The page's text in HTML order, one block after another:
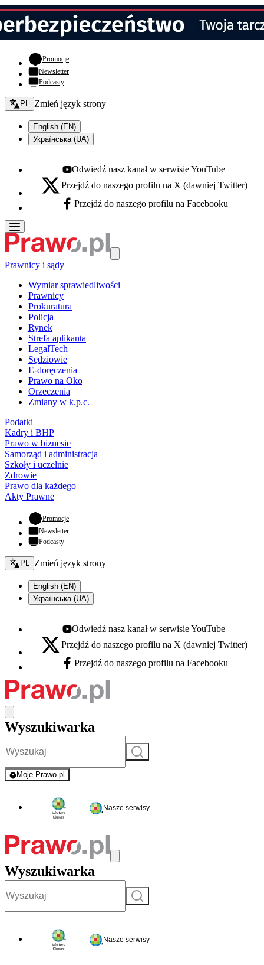
Promocje- otwiera się w nowej karcie
Newsletter
Podcasty
Zmień język - bieżący:
PL Zmień język strony
English (EN)
Українська (UA)
Youtube - otwiera się w nowej karcie
Odwiedź nasz kanał w serwisie YouTube
X - otwiera się w nowej karcie
Przejdź do naszego profilu na X (dawniej Twitter)
Facebook - otwiera się w nowej karcie
Przejdź do naszego profilu na Facebooku
Prawnicy i sądy
Wymiar sprawiedliwości
Prawnicy
Prokuratura
Policja
Rynek
Strefa aplikanta
LegalTech
Sędziowie
E-doręczenia
Prawo na Oko
Orzeczenia
Zmiany w k.p.c.
Podatki
Kadry i BHP
Prawo w biznesie
Samorząd i administracja
Szkoły i uczelnie
Zdrowie
Prawo dla każdego
Akty Prawne
Promocje- otwiera się w nowej karcie
Newsletter
Podcasty
Zmień język - bieżący:
PL Zmień język strony
English (EN)
Українська (UA)
Youtube - otwiera się w nowej karcie
Odwiedź nasz kanał w serwisie YouTube
X - otwiera się w nowej karcie
Przejdź do naszego profilu na X (dawniej Twitter)
Facebook - otwiera się w nowej karcie
Przejdź do naszego profilu na Facebooku
Wyszukiwarka
Szukaj
Moje Prawo.pl
- rejestracja i logowanie do serwisu
Nasze serwisy
Wyszukiwarka
Szukaj
Nasze serwisy